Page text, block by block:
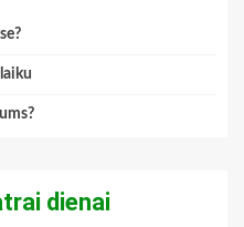
dienai